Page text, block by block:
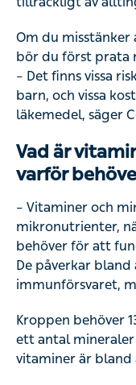
Om du
bör du först prata
– Det finns vissa
barn, och vissa
läkemedel, säger
Vad är
varför
– Vitaminer och
mikronutrienter,
behöver för att
De påverkar bland
immunförsvaret,
Kroppen behöver
ett antal mineraler
vitaminer är bland